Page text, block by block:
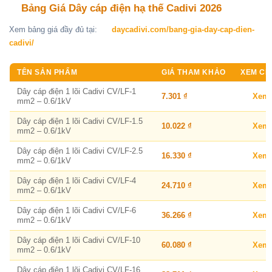
Bảng Giá Dây cáp điện hạ thế Cadivi 2026
Xem bảng giá đầy đủ tại:
daycadivi.com/bang-gia-day-cap-dien-
cadivi/
TÊN SẢN PHẨM GIÁ THAM KHẢO XEM
Dây cáp điện 1 lõi Cadivi CV/LF-1
mm2 – 0.6/1kV
7.301 ₫
Dây cáp điện 1 lõi Cadivi CV/LF-1.5
mm2 – 0.6/1kV
10.022 ₫
Dây cáp điện 1 lõi Cadivi CV/LF-2.5
mm2 – 0.6/1kV
16.330 ₫
Dây cáp điện 1 lõi Cadivi CV/LF-4
mm2 – 0.6/1kV
24.710 ₫
Dây cáp điện 1 lõi Cadivi CV/LF-6
mm2 – 0.6/1kV
36.266 ₫
Dây cáp điện 1 lõi Cadivi CV/LF-10
mm2 – 0.6/1kV
60.080 ₫
Dây cáp điện 1 lõi Cadivi CV/LF-16